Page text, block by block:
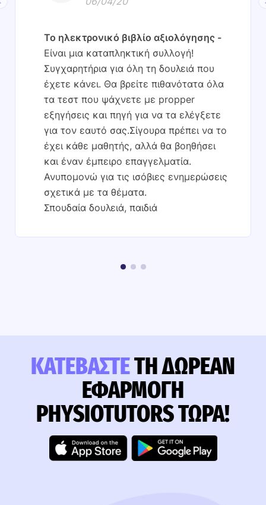
Το ηλεκτρονικό βιβλίο αξιολόγησης
Είναι μια καταπληκτική συλλογή!
Συγχαρητήρια για όλη τη δουλειά που
έχετε κάνει. Θα βρείτε πιθανότατα όλα
τα τεστ που ψάχνετε με propper
εξηγήσεις και πηγή για να τα ελέγξετε
για τον εαυτό σας.Σίγουρα πρέπει να το
έχει κάθε μαθητής, αλλά θα βοηθήσει
και έναν έμπειρο επαγγελματία.
Ανυπομονώ για τις ισόβιες ενημερώσεις
σχετικά με τα θέματα.
Σπουδαία δουλειά, παιδιά
ΚΑΤΕΒΆΣΤΕΤΗ ΔΩΡΕΆΝ
ΕΦΑΡΜΟΓΉ
PHYSIOTUTORS ΤΏΡΑ!